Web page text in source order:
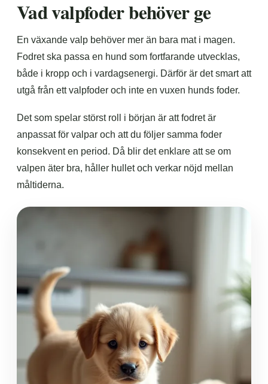
Vad valpfoder behöver ge
En växande valp behöver mer än bara mat i magen.
Fodret ska passa en hund som fortfarande utvecklas,
både i kropp och i vardagsenergi. Därför är det smart att
utgå från ett valpfoder och inte en vuxen hunds foder.
Det som spelar störst roll i början är att fodret är
anpassat för valpar och att du följer samma foder
konsekvent en period. Då blir det enklare att se om
valpen äter bra, håller hullet och verkar nöjd mellan
måltiderna.